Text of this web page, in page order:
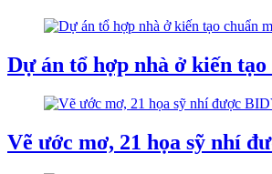
Dự án tổ hợp nhà ở kiến
Vẽ ước mơ, 21 họa sỹ nhí